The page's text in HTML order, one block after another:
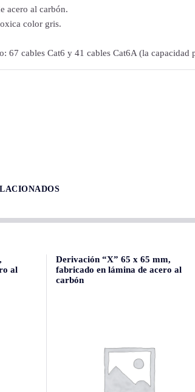
acero al carbón.
color gris.
67 cables Cat6 y 41 cables Cat6A (la
al
Derivación “X” 65 x 65 mm,
fabricado en lámina de acero al
carbón